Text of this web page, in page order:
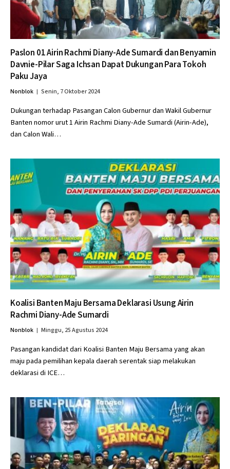
Paslon 01 Airin Rachmi Diany-Ade Sumardi dan Benyamin
Davnie-Pilar Saga Ichsan Dapat Dukungan Para Tokoh
Paku Jaya
Nonblok Senin, 7 Oktober 2024
Dukungan terhadap Pasangan Calon Gubernur dan Wakil Gubernur
Banten nomor urut 1 Airin Rachmi Diany-Ade Sumardi (Airin-Ade),
dan Calon Wali…
Koalisi Banten Maju Bersama Deklarasi Usung Airin
Rachmi Diany-Ade Sumardi
Nonblok Minggu, 25 Agustus 2024
Pasangan kandidat dari Koalisi Banten Maju Bersama yang akan
maju pada pemilihan kepala daerah serentak siap melakukan
deklarasi di ICE…